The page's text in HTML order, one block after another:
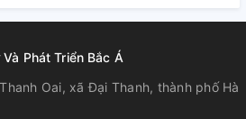
tới 75ºC có vòi xả tiết kiệm
Phát Triển Bắc Á
Oai, xã Đại Thanh, thành phố Hà